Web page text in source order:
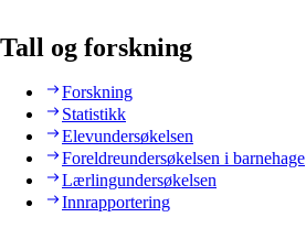
Tall og forskning
Forskning
Statistikk
Elevundersøkelsen
Foreldreundersøkelsen i barnehage
Lærlingundersøkelsen
Innrapportering